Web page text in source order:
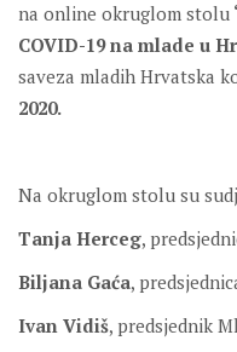
na online okruglom stolu
COVID-19 na mlade u
saveza mladih Hrvatska
2020.
Na okruglom stolu su
Tanja Herceg,
Biljana Gaća,
Ivan Vidiš, predsjednik